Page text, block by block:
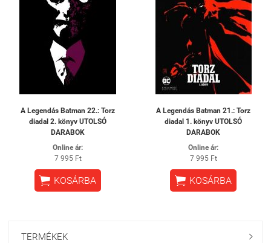
A Legendás Batman 22.: Torz
diadal 2. könyv UTOLSÓ
DARABOK
Online ár:
7 995 Ft
 KOSÁRBA
A Legendás Batman 21.: Torz
diadal 1. könyv UTOLSÓ
DARABOK
Online ár:
7 995 Ft
 KOSÁRBA
TERMÉKEK 